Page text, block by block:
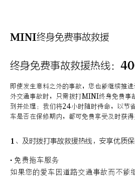
MINI终身免费事故救援
终身免费事故救援热线：
即使发生意料之外的事故，您也能继续推
外交通事故时，只需拨打MINI终身免费
到并处理；我们将24小时随时待命，以节
车是否在保修期内，都可免费享受及时获得
1、及时拨打事故救援热线，安享优质
• 免费拖车服务
如果您的爱车因道路交通事故而不能